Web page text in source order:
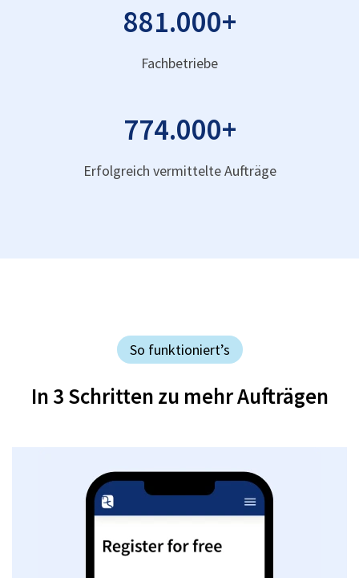
881.000+
Fachbetriebe
774.000+
Erfolgreich vermittelte Aufträge
So funktioniert’s
In 3 Schritten zu mehr Aufträgen